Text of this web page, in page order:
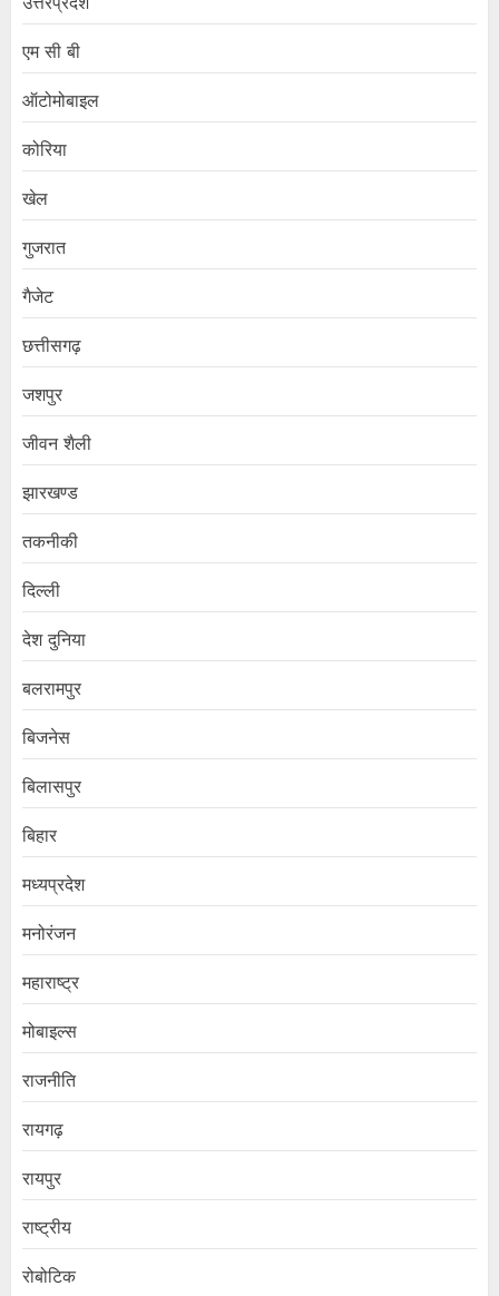
एम सी बी
ऑटोमोबाइल
कोरिया
खेल
गुजरात
गैजेट
छत्तीसगढ़
जशपुर
जीवन शैली
झारखण्ड
तकनीकी
दिल्ली
देश दुनिया
बलरामपुर
बिजनेस
बिलासपुर
बिहार
मध्यप्रदेश
मनोरंजन
महाराष्ट्र
मोबाइल्स
राजनीति
रायगढ़
रायपुर
राष्ट्रीय
रोबोटिक